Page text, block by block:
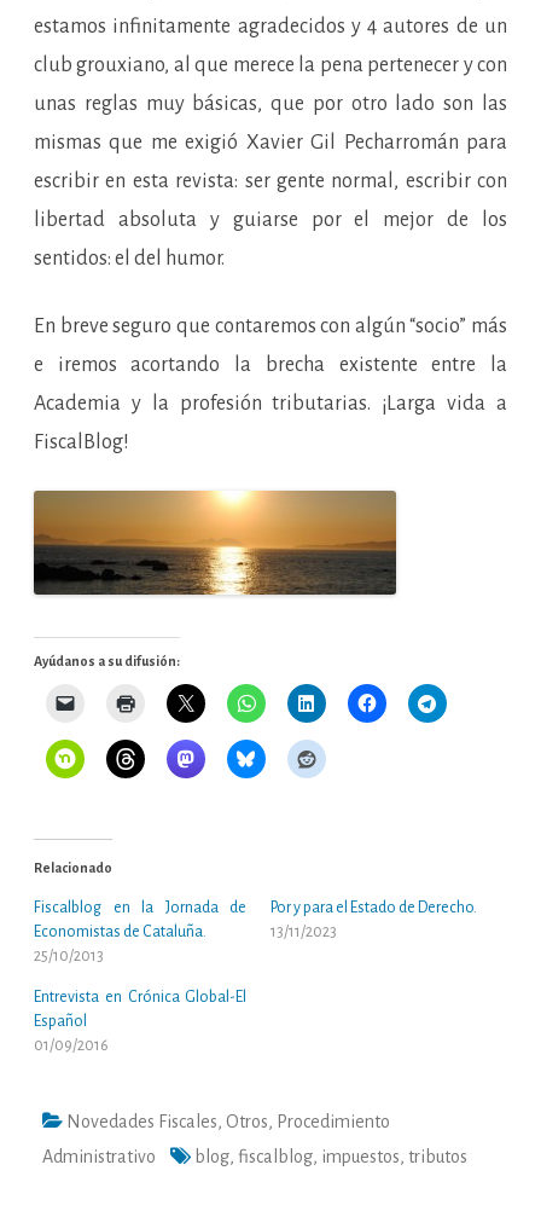
estamos infinitamente agradecidos y 4 autores de un
club grouxiano, al que merece la pena pertenecer y con
unas reglas muy básicas, que por otro lado son las
mismas que me exigió Xavier Gil Pecharromán para
escribir en esta revista: ser gente normal, escribir con
libertad absoluta y guiarse por el mejor de los
sentidos: el del humor.
En breve seguro que contaremos con algún “socio” más
e iremos acortando la brecha existente entre la
Academia y la profesión tributarias. ¡Larga vida a
FiscalBlog!
Ayúdanos a su difusión:
Relacionado
Fiscalblog en la Jornada de
Economistas de Cataluña.
25/10/2013
Por y para el Estado de Derecho.
13/11/2023
Entrevista en Crónica Global-El
Español
01/09/2016
Novedades Fiscales, Otros, Procedimiento
Administrativo
blog, fiscalblog, impuestos, tributos